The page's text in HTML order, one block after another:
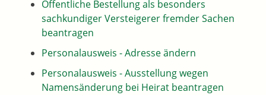
Öffentliche Bestellung als besonders
sachkundiger Versteigerer fremder Sachen
beantragen
Personalausweis - Adresse ändern
Personalausweis - Ausstellung wegen
Namensänderung bei Heirat beantragen